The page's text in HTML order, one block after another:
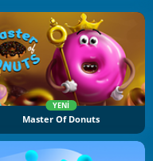
YENI
Master Of Donuts